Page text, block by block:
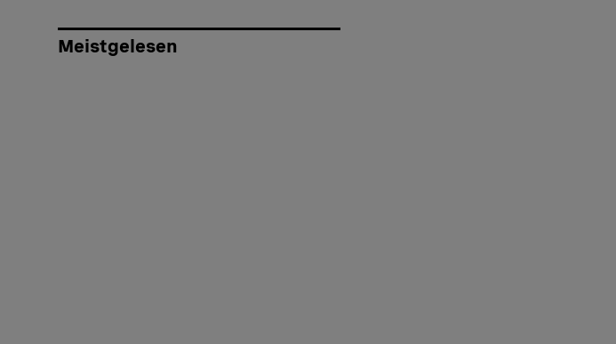
Meistgelesen